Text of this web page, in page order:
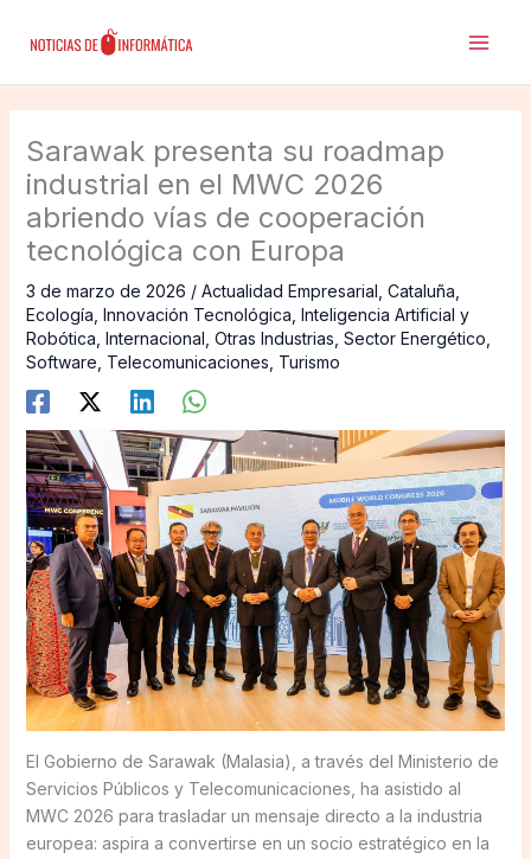
Sarawak presenta su roadmap
industrial en el MWC 2026
abriendo vías de cooperación
tecnológica con Europa
3 de marzo de 2026 / Actualidad Empresarial Cataluña
Ecología Innovación Tecnológica Inteligencia Artificial y
Robótica Internacional Otras Industrias Sector Energético
Software Telecomunicaciones Turismo
El Gobierno de Sarawak (Malasia), a través del Ministerio de
Servicios Públicos y Telecomunicaciones, ha asistido al
MWC 2026 para trasladar un mensaje directo a la industria
europea: aspira a convertirse en un socio estratégico en la